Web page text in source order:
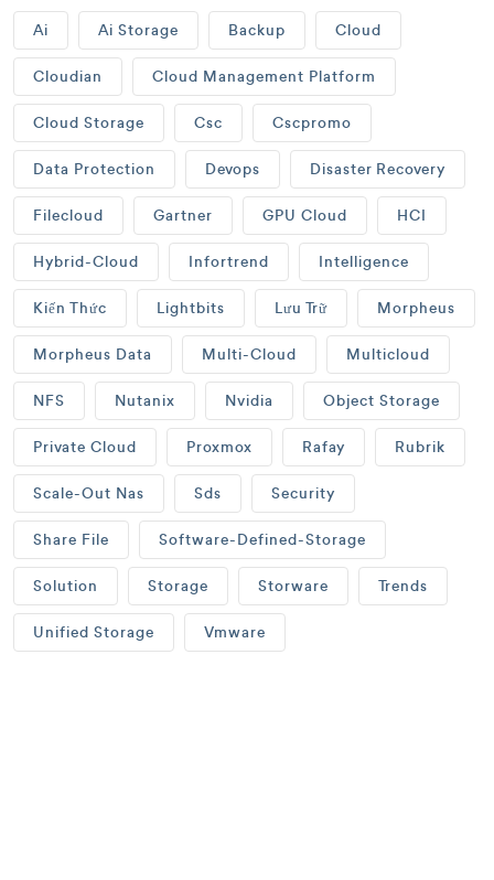
Ai Ai Storage Backup Cloud
Cloudian Cloud Management Platform
Cloud Storage Csc Cscpromo
Data Protection Devops Disaster Recovery
Filecloud Gartner GPU Cloud HCI
Hybrid-Cloud Infortrend Intelligence
Kiến Thức Lightbits Lưu Trữ Morpheus
Morpheus Data Multi-Cloud Multicloud
NFS Nutanix Nvidia Object Storage
Private Cloud Proxmox Rafay Rubrik
Scale-Out Nas Sds Security
Share File Software-Defined-Storage
Solution Storage Storware Trends
Unified Storage Vmware